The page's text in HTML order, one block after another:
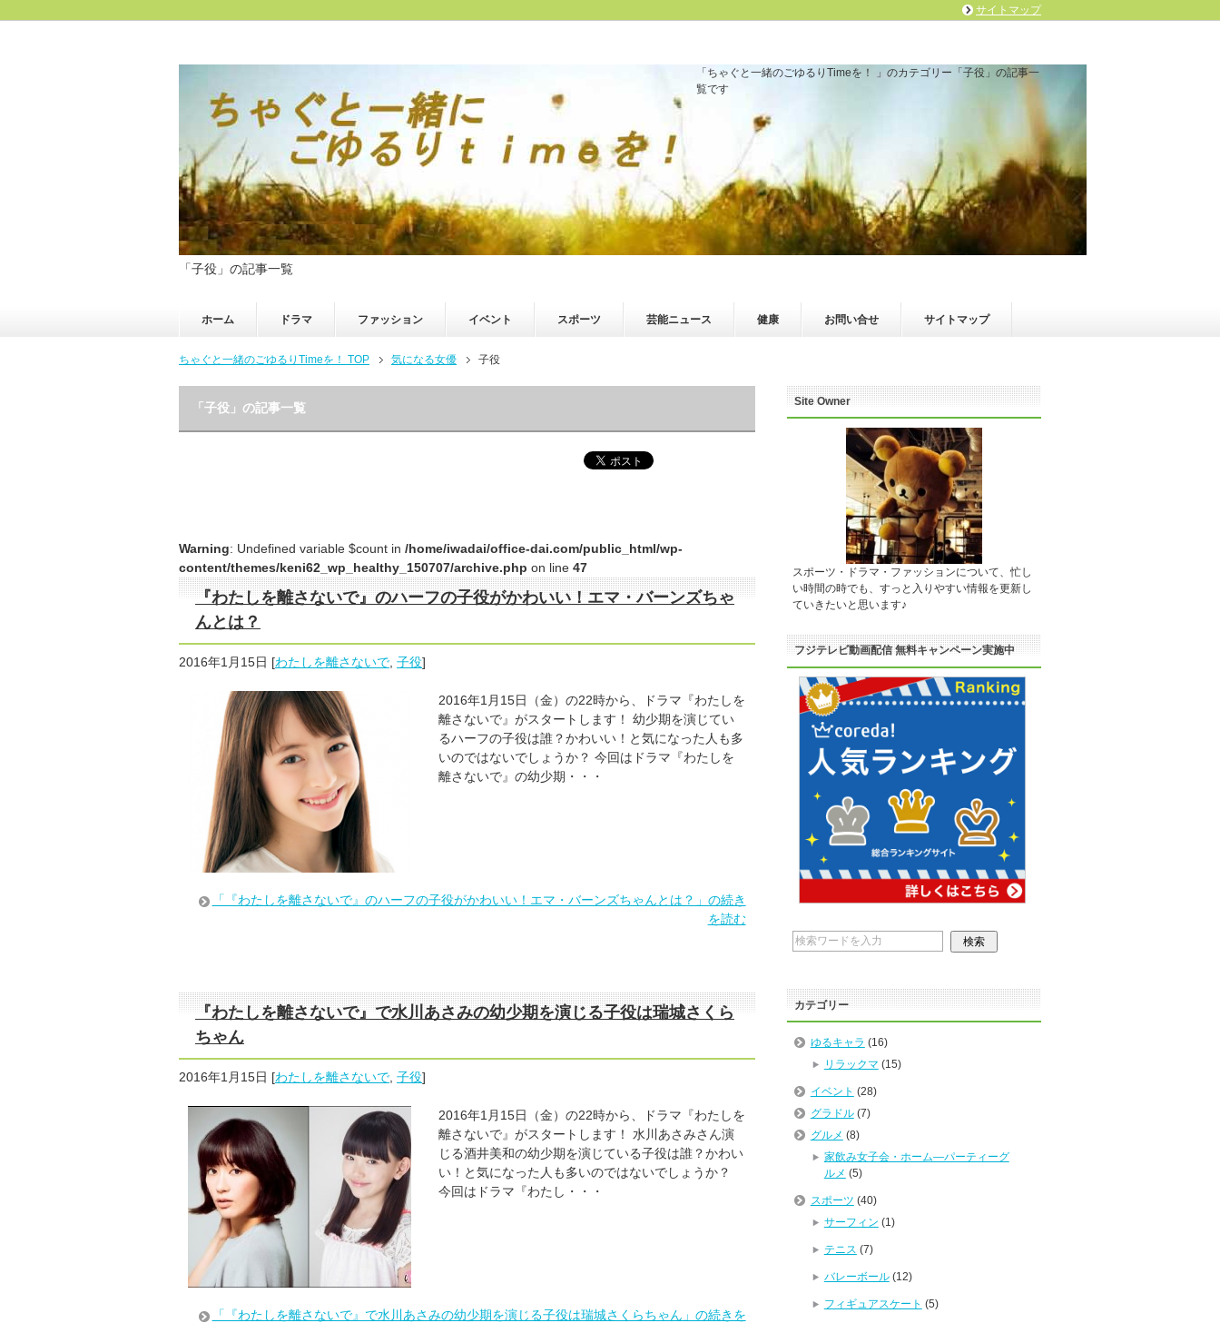
「子役」の記事一覧
「ちゃぐと一緒のごゆるりTimeを！ 」のカテゴリー「子役」の記事一
覧です
ホーム ドラマ ファッション イベント スポーツ 芸能ニュース 健康 お問い合せ サイトマップ
ちゃぐと一緒のごゆるりTimeを！ TOP 気になる女優 子役
「子役」の記事一覧
Warning: Undefined variable $count in /home/iwadai/office-dai.com/public_html/wp-
content/themes/keni62_wp_healthy_150707/archive.php on line 47
『わたしを離さないで』のハーフの子役がかわいい！エマ・バーンズちゃ
んとは？
2016年1月15日 [わたしを離さないで 子役]
2016年1月15日（金）の22時から、ドラマ『わたしを
離さないで』がスタートします！ 幼少期を演じてい
るハーフの子役は誰？かわいい！と気になった人も多
いのではないでしょうか？ 今回はドラマ『わたしを
離さないで』の幼少期・・・
「『わたしを離さないで』のハーフの子役がかわいい！エマ・バーンズちゃんとは？」の続き
を読む
『わたしを離さないで』で水川あさみの幼少期を演じる子役は瑞城さくら
ちゃん
2016年1月15日 [わたしを離さないで 子役]
2016年1月15日（金）の22時から、ドラマ『わたしを
離さないで』がスタートします！ 水川あさみさん演
じる酒井美和の幼少期を演じている子役は誰？かわい
い！と気になった人も多いのではないでしょうか？
今回はドラマ『わたし・・・
「『わたしを離さないで』で水川あさみの幼少期を演じる子役は瑞城さくらちゃん」の続きを
Site Owner
スポーツ・ドラマ・ファッションについて、忙し
い時間の時でも、すっと入りやすい情報を更新し
ていきたいと思います♪
フジテレビ動画配信 無料キャンペーン実施中
カテゴリー
ゆるキャラ (16)
リラックマ (15)
イベント (28)
グラドル(7)
グルメ (8)
家飲み女子会・ホーム―パーティーグ
ルメ (5)
スポーツ (40)
サーフィン (1)
テニス (7)
バレーボール(12)
フィギュアスケート (5)
サイトマップ